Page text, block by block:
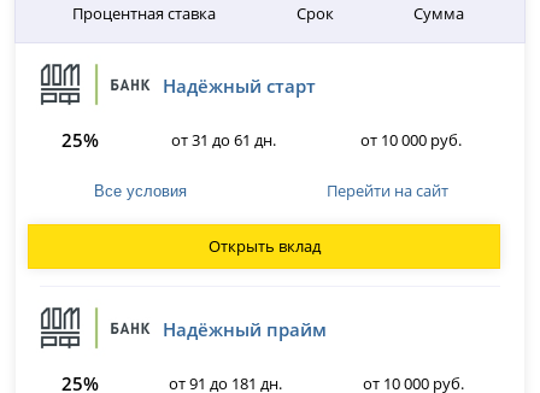
Процентная ставка Срок Сумма
Надёжный старт
25% от 31 до 61 дн. от 10 000 руб.
Все условия Перейти на сайт
Открыть вклад
Надёжный прайм
25% от 91 до 181 дн. от 10 000 руб.